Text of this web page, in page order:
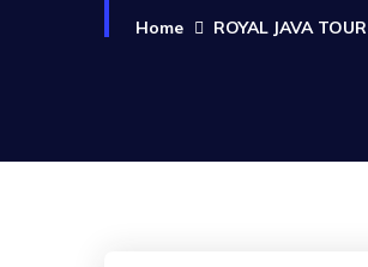
Home ROYAL JAVA